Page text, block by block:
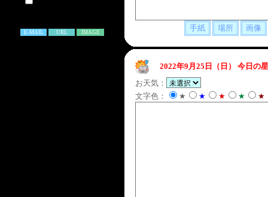
E-MAIL URL IMAGE
2022年9月25日（日）
今日の
お天気：
文字色：
★ ★ ★ ★ ★